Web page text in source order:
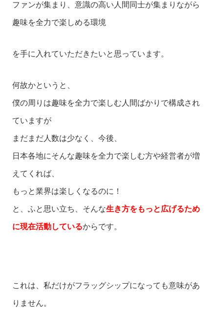
ファンが集まり、意識の高い人間同士が集まりながら
趣味を全力で楽しめる環境
を手に入れていただきたいと思っています。
何故かというと、
僕の周りは趣味を全力で楽しむ人間ばかりで構成され
ていますが
まだまだ人数は少なく、今後、
日本各地にそんな趣味を全力で楽しむ方や経営者が増
えてくれば、
もっと業界は楽しくなるのに！
と、ふと思い立ち、そんな生き方をもっと広げるため
に現在活動しているからです。
これは、私だけがフラッグシップになっても意味があ
りません。